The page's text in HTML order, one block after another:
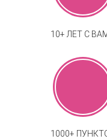
10+ ЛЕТ С
1000+